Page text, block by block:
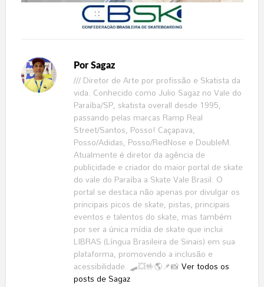
Por Sagaz
/// Diretor de Arte por profissão e Skatista da
vida. Conhecido como Julio Sagaz no Vale do
Paraíba/SP, skatista overall desde 1995,
passando pelas marcas Ramp Real
Street/Santos, Posso! Caçapava,
Posso/Adidas, Posso/RedNose e DoubleM.
Atualmente é diretor da agência de
publicidade e criador do maior portal de skate
do vale do Paraíba a Skate Vale Brasil. O
portal se destaca não apenas por divulgar os
principais picos de skate, pistas, principais
eventos e talentos do skate, mas também
por ser a única mídia de skate que inclui
LIBRAS (Língua Brasileira de Sinais) em sua
plataforma, promovendo a inclusão e
acessibilidade. 🛹💥🤟🌎📌📸Ver todos os
posts de Sagaz